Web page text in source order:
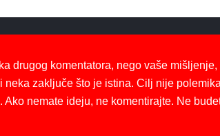
drugog komentatora, nego vaše mišljenje,
zaključe što je istina. Cilj nije
nemate ideju, ne komentirajte. Ne